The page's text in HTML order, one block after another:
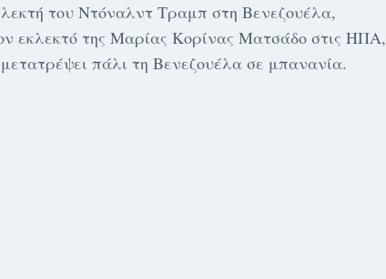
του Ντόναλντ Τραμπ στη Βενεζουέλα,
εκλεκτό της Μαρίας Κορίνας Ματσάδο στις ΗΠΑ,
πάλι τη Βενεζουέλα σε μπανανία.